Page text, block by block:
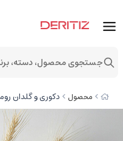
محصول دکوری و گلدان
جستجوی محصول، دسته،